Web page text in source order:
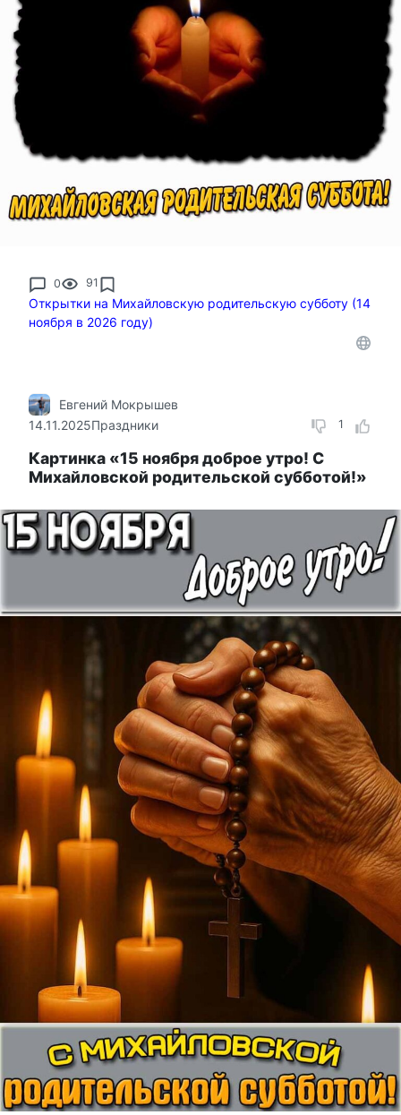
0 91
Открытки на Михайловскую родительскую субботу (14
ноября в 2026 году)
1
Евгений Мокрышев
14.11.2025Праздники
Картинка «15 ноября доброе утро! С
Михайловской родительской субботой!»